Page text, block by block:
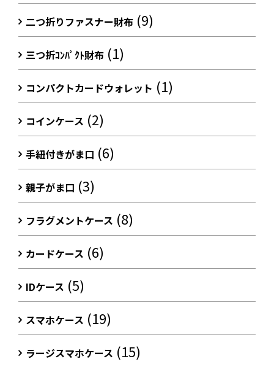
二つ折りファスナー財布 (9)
三つ折ｺﾝﾊﾟｸﾄ財布 (1)
コンパクトカードウォレット (1)
コインケース (2)
手紐付きがま口 (6)
親子がま口 (3)
フラグメントケース (8)
カードケース (6)
IDケース (5)
スマホケース (19)
ラージスマホケース (15)